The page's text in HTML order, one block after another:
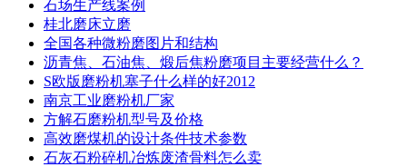
石场生产线案例
桂北磨床立磨
全国各种微粉磨图片和结构
沥青焦、石油焦、煅后焦粉磨项目主要经营什么？
S欧版磨粉机塞子什么样的好2012
南京工业磨粉机厂家
方解石磨粉机型号及价格
高效磨煤机的设计条件技术参数
石灰石粉碎机冶炼废渣骨料怎么卖